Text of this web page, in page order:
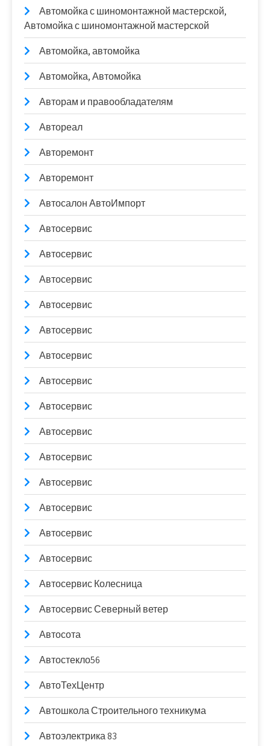
Автомойка с шиномонтажной мастерской,
Автомойка с шиномонтажной мастерской
Автомойка, автомойка
Автомойка, Автомойка
Авторам и правообладателям
Автореал
Авторемонт
Авторемонт
Автосалон АвтоИмпорт
Автосервис
Автосервис
Автосервис
Автосервис
Автосервис
Автосервис
Автосервис
Автосервис
Автосервис
Автосервис
Автосервис
Автосервис
Автосервис
Автосервис
Автосервис Колесница
Автосервис Северный ветер
Автосота
Автостекло56
АвтоТехЦентр
Автошкола Строительного техникума
Автоэлектрика 83